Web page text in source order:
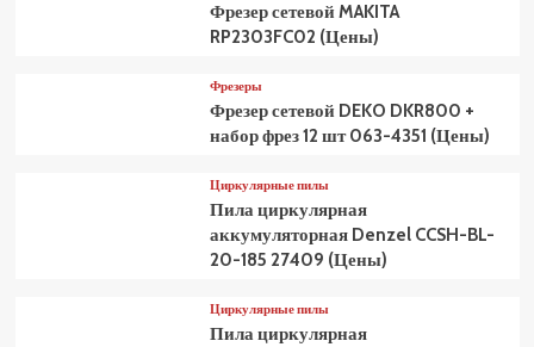
Фрезер сетевой MAKITA
RP2303FC02 (Цены)
Фрезеры
Фрезер сетевой DEKO DKR800 +
набор фрез 12 шт 063-4351 (Цены)
Циркулярные пилы
Пила циркулярная
аккумуляторная Denzel CCSH-BL-
20-185 27409 (Цены)
Циркулярные пилы
Пила циркулярная